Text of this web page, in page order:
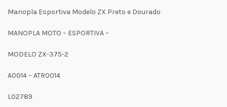
Manopla Esportiva Modelo ZX Preto e Dourado
MANOPLA MOTO – ESPORTIVA –
MODELO ZX-375-2
A0014 – ATR0014
L02789